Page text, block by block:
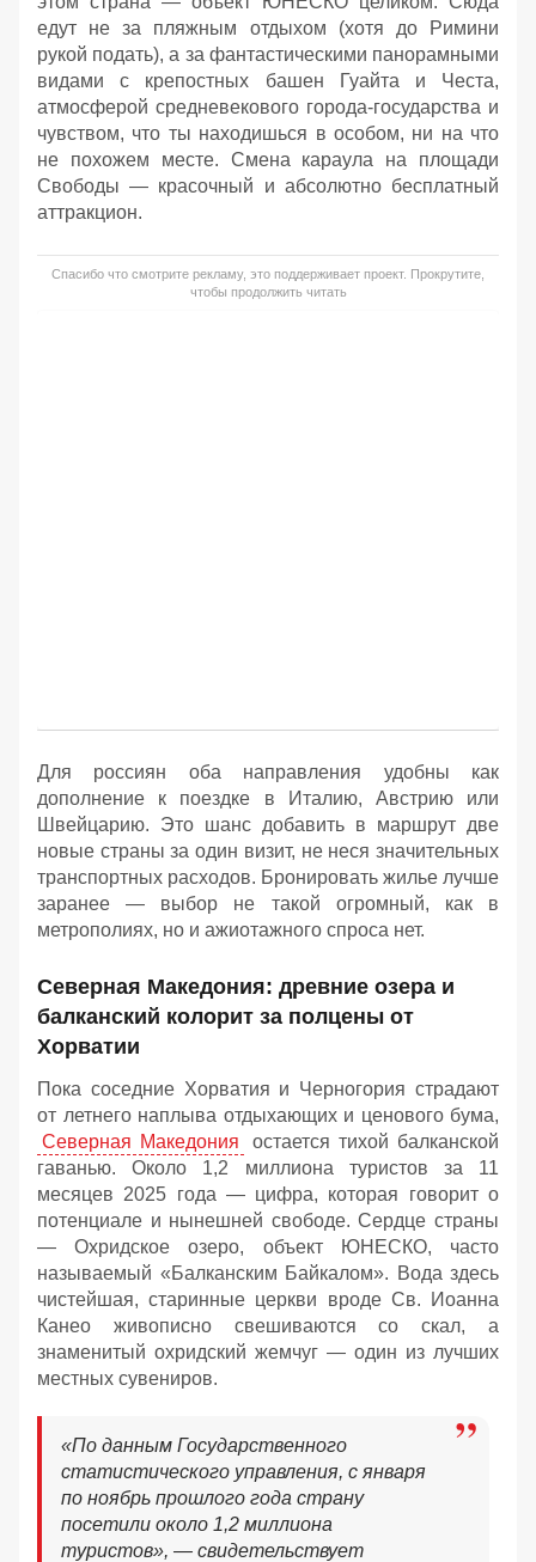
едут не за пляжным отдыхом (хотя до Римини
рукой подать), а за фантастическими панорамными
видами с крепостных башен Гуайта и Честа,
атмосферой средневекового города-государства и
чувством, что ты находишься в особом, ни на что
не похожем месте. Смена караула на площади
Свободы — красочный и абсолютно бесплатный
аттракцион.
Спасибо что смотрите рекламу, это поддерживает проект. Прокрутите,
чтобы продолжить читать
Для россиян оба направления удобны как
дополнение к поездке в Италию, Австрию или
Швейцарию. Это шанс добавить в маршрут две
новые страны за один визит, не неся значительных
транспортных расходов. Бронировать жилье лучше
заранее — выбор не такой огромный, как в
метрополиях, но и ажиотажного спроса нет.
Северная Македония: древние озера и
балканский колорит за полцены от
Хорватии
Пока соседние Хорватия и Черногория страдают
от летнего наплыва отдыхающих и ценового бума,
Северная Македония
остается тихой балканской
гаванью. Около 1,2 миллиона туристов за 11
месяцев 2025 года — цифра, которая говорит о
потенциале и нынешней свободе. Сердце страны
— Охридское озеро, объект ЮНЕСКО, часто
называемый «Балканским Байкалом». Вода здесь
чистейшая, старинные церкви вроде Св. Иоанна
Канео живописно свешиваются со скал, а
знаменитый охридский жемчуг — один из лучших
местных сувениров.
«По данным Государственного
статистического управления, с января
по ноябрь прошлого года страну
посетили около 1,2 миллиона
туристов», — свидетельствует